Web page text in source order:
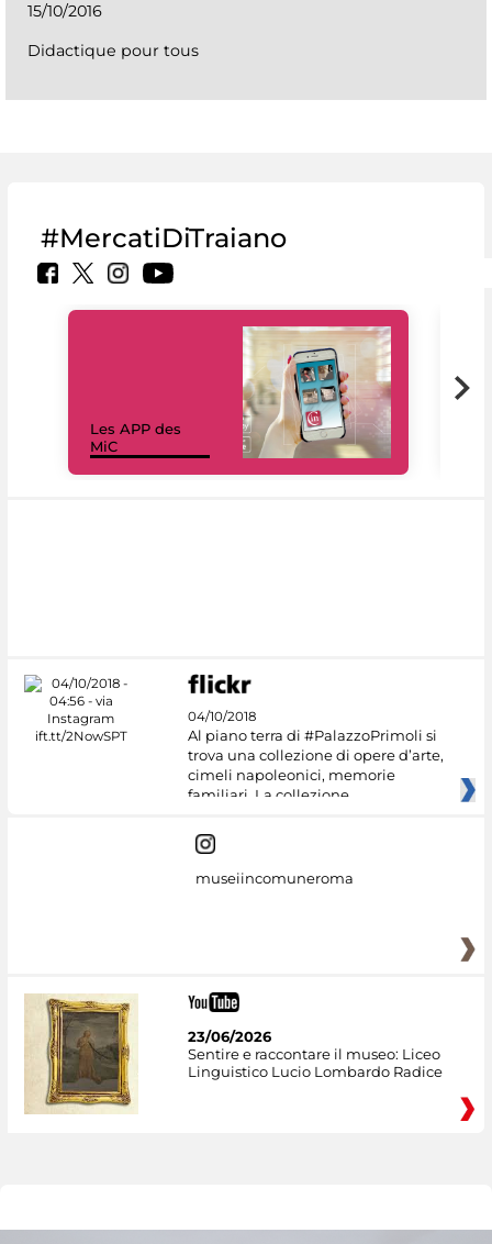
15/10/2016
Didactique pour tous
#MercatiDiTraiano
Les APP des
MiC
04/10/2018
Al piano terra di #PalazzoPrimoli si
trova una collezione di opere d’arte,
cimeli napoleonici, memorie
familiari. La collezione
museiincomuneroma
23/06/2026
Sentire e raccontare il museo: Liceo
Linguistico Lucio Lombardo Radice